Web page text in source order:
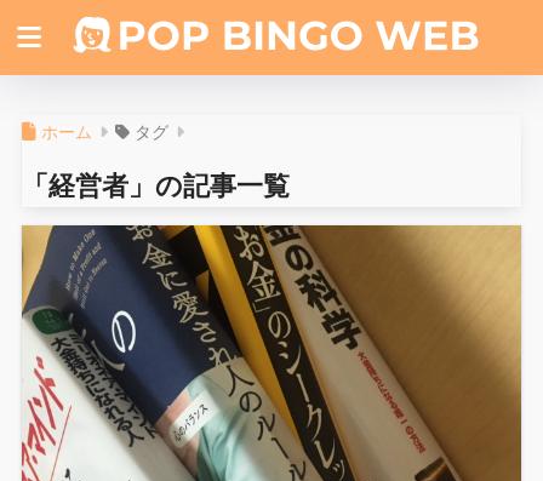
ホーム タグ
「経営者」の記事一覧